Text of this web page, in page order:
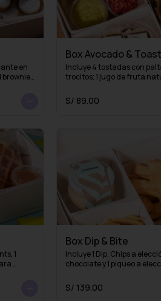
en
brownies
Box Avocado & Toast
Incluye 4 tostadas con
trocitos; 1 jugo de fruta
agua caliente y obtener
S/ 89.00
1
Box Dip & Bite
Incluye 1 Dip, Chips a
chocolate y 1 piqueo a
S/ 139.00